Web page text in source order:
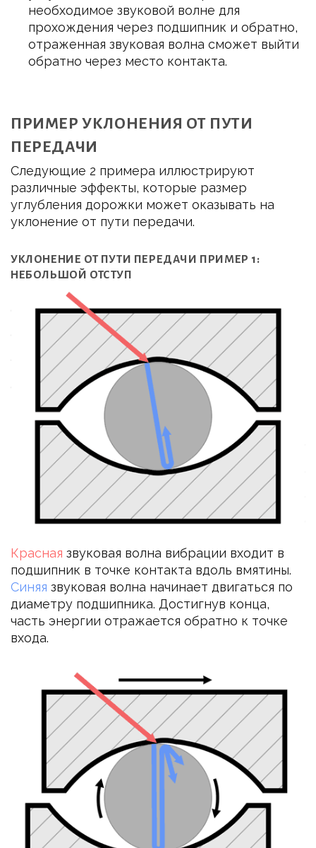
необходимое звуковой волне для
прохождения через подшипник и обратно,
отраженная звуковая волна сможет выйти
обратно через место контакта.
ПРИМЕР УКЛОНЕНИЯ ОТ ПУТИ
ПЕРЕДАЧИ
Следующие 2 примера иллюстрируют
различные эффекты, которые размер
углубления дорожки может оказывать на
уклонение от пути передачи.
УКЛОНЕНИЕ ОТ ПУТИ ПЕРЕДАЧИ ПРИМЕР 1:
НЕБОЛЬШОЙ ОТСТУП
Красная звуковая волна вибрации входит в
подшипник в точке контакта вдоль вмятины.
Синяя звуковая волна начинает двигаться по
диаметру подшипника. Достигнув конца,
часть энергии отражается обратно к точке
входа.